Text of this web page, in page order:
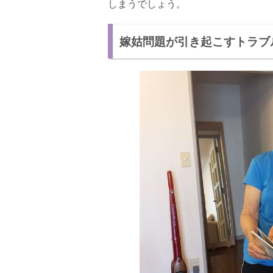
しまうでしょう。
嫁姑問題が引き起こすトラ